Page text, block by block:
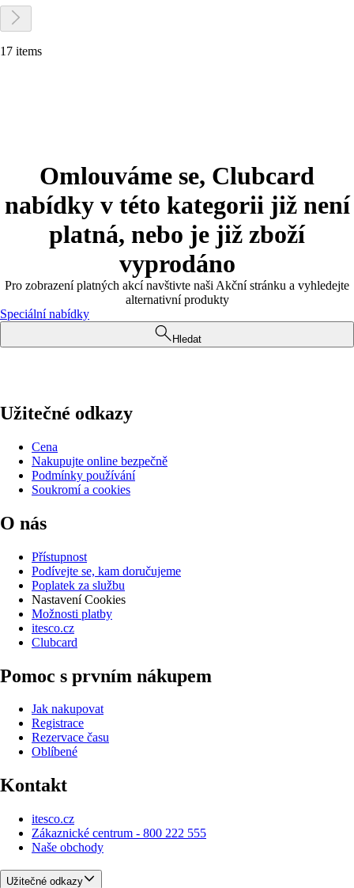
17 items
Omlouváme se, Clubcard
nabídky v této kategorii již není
platná, nebo je již zboží
vyprodáno
Pro zobrazení platných akcí navštivte naši Akční stránku a vyhledejte
alternativní produkty
Speciální nabídky
Hledat
Užitečné odkazy
Cena
Nakupujte online bezpečně
Podmínky používání
Soukromí a cookies
O nás
Přístupnost
Podívejte se, kam doručujeme
Poplatek za službu
Nastavení Cookies
Možnosti platby
itesco.cz
Clubcard
Pomoc s prvním nákupem
Jak nakupovat
Registrace
Rezervace času
Oblíbené
Kontakt
itesco.cz
Zákaznické centrum - 800 222 555
Naše obchody
Užitečné odkazy